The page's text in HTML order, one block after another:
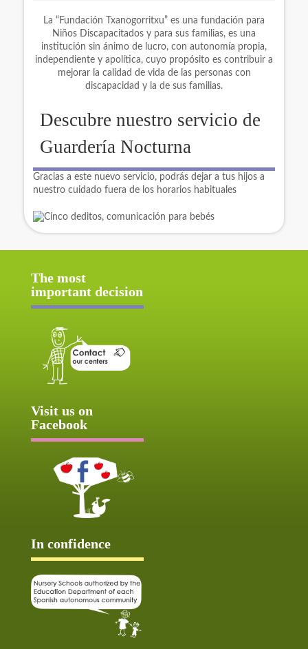
La “Fundación Txanogorritxu” es una fundación para
Niños Discapacitados y para sus familias, es una
institución sin ánimo de lucro, con autonomía propia,
independiente y apolítica, cuyo propósito es contribuir a
mejorar la calidad de vida de las personas con
discapacidad y la de sus familias.
Descubre nuestro servicio de
Guardería Nocturna
Gracias a este nuevo servicio, podrás dejar a tus hijos a
nuestro cuidado fuera de los horarios habituales
The most
important decision
Visit us on
Facebook
In confidence